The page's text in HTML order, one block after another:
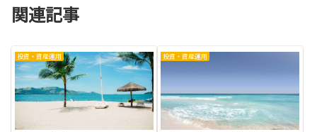
関連記事
投資・資産運用 投資・資産運用